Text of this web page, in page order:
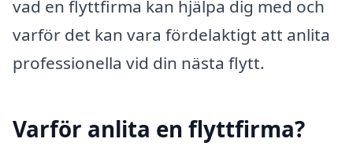
vad en flyttfirma kan hjälpa dig med och
varför det kan vara fördelaktigt att anlita
professionella vid din nästa flytt.
Varför anlita en flyttfirma?